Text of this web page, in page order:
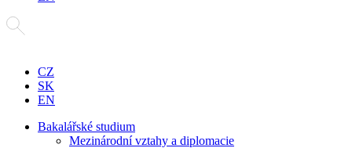
CZ
SK
EN
Bakalářské studium
Mezinárodní vztahy a diplomacie